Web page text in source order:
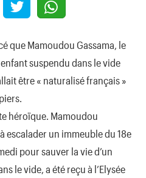
que Mamoudou Gassama, le
suspendu dans le vide
être « naturalisé français »
héroïque. Mamoudou
escalader un immeuble du 18e
pour sauver la vie d’un
le vide, a été reçu à l’Elysée